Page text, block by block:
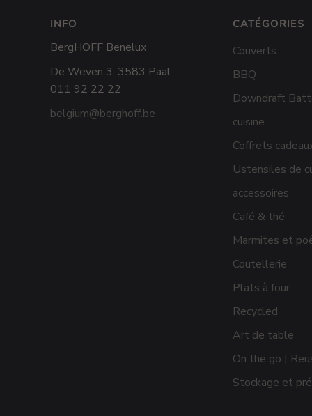
INFO
BergHOFF Benelux
De Weven 3, 3583 Paal
011 92 22 22
belgium@berghoff.be
CATÉGORIES
Couverts
BBQ
Downdraft
cuisine
Coffrets
Ustensiles de
accessoires
Café & thé
Marmites et
Coutellerie
Plats à four
Recycled
Art de table
On the go |
Stockage et